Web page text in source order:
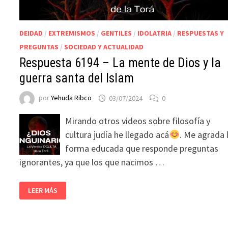
DEIDAD / EXTREMISMOS / GENTILES / IDOLATRIA / RESPUESTAS Y
PREGUNTAS / SOCIEDAD Y ACTUALIDAD
Respuesta 6194 – La mente de Dios y la
guerra santa del Islam
porYehuda Ribco 03/07/2024 0
Mirando otros videos sobre filosofía y
cultura judía he llegado acá
. Me agrada
forma educada que responde preguntas
ignorantes, ya que los que nacimos …
LEER MÁS